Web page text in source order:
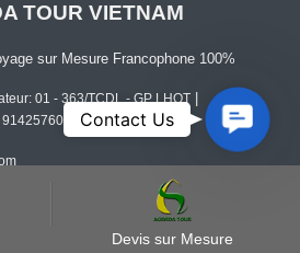
TOUR VIETNAM
sur Mesure Francophone 100%
01 - 363/TCDL - GP LHQT
( Agenda Tour)
étage, Bâtiment 169 Đ. Nguyễn Ngọc Vũ, Yên
Devis sur Mesure
Contact
Us
Contact Us